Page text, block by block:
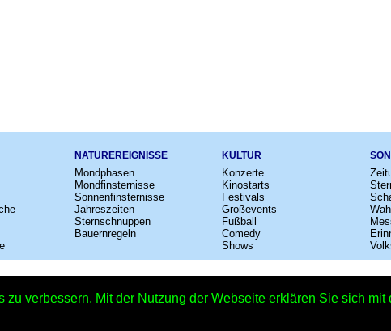
verbessern. Mit der Nutzung der Webseite erklären Sie sich
NATUREREIGNISSE
Mondphasen
Mondfinsternisse
Sonnenfinsternisse
Jahreszeiten
Sternschnuppen
Bauernregeln
KULTUR
Konzerte
Kinostarts
Festivals
Großevents
Fußball
Comedy
Shows
Jakobstag 2027 - 25.07.2027 – Copyright © 2026 Kleiner Kalender